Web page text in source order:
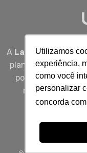
Utilizamos
experiência,
como você
personalizar
concorda
A Laredo
planejados em
potencial real de
melhor, investir